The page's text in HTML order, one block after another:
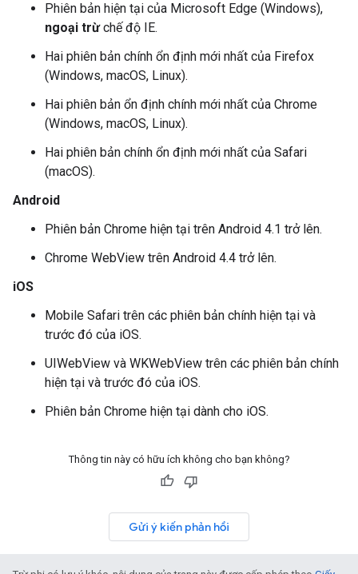
Phiên bản hiện tại của Microsoft Edge (Windows),
ngoại trừchế độ IE.
Hai phiên bản chính ổn định mới nhất của Firefox
(Windows, macOS, Linux).
Hai phiên bản ổn định chính mới nhất của Chrome
(Windows, macOS, Linux).
Hai phiên bản chính ổn định mới nhất của Safari
(macOS).
Android
Phiên bản Chrome hiện tại trên Android 4.1 trở lên.
Chrome WebView trên Android 4.4 trở lên.
iOS
Mobile Safari trên các phiên bản chính hiện tại và
trước đó của iOS.
UIWebView và WKWebView trên các phiên bản chính
hiện tại và trước đó của iOS.
Phiên bản Chrome hiện tại dành cho iOS.
Thông tin này có hữu ích không cho bạn không?
Gửi ý kiến phản hồi